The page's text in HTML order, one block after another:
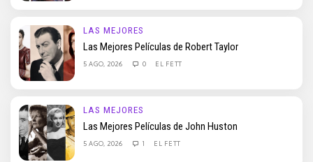
LAS MEJORES
Las Mejores Películas de Robert Taylor
5 AGO, 2026 0 EL FETT
LAS MEJORES
Las Mejores Películas de John Huston
5 AGO, 2026 1 EL FETT